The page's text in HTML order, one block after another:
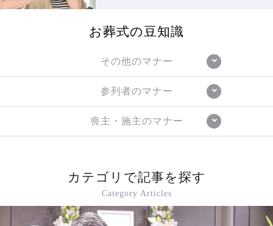
お葬式の豆知識
その他のマナー
参列者のマナー
喪主・施主のマナー
カテゴリで記事を探す
Category Articles